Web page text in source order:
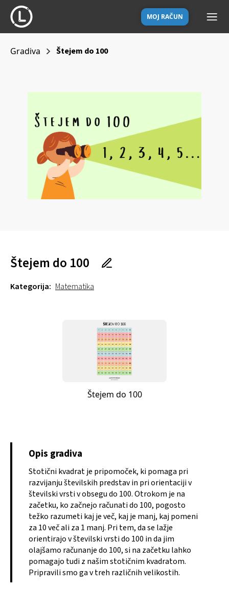
MOJ RAČUN
Gradiva Štejem do 100
Štejem do 100
Kategorija: Matematika
Štejem do 100
Opis gradiva
Stotični kvadrat je pripomoček, ki pomaga pri
razvijanju številskih predstav in pri orientaciji v
številski vrsti v obsegu do 100. Otrokom je na
začetku, ko začnejo računati do 100, pogosto
težko razumeti kaj je več, kaj je manj, kaj pomeni
za 10 več ali za 1 manj. Pri tem, da se lažje
orientirajo v številski vrsti do 100 in da jim
olajšamo računanje do 100, si na začetku lahko
pomagajo tudi z našim stotičnim kvadratom.
Pripravili smo ga v treh različnih velikostih.